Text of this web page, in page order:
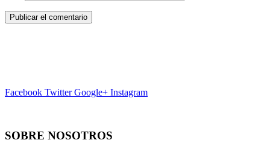
Facebook Twitter Google+ Instagram
SOBRE NOSOTROS